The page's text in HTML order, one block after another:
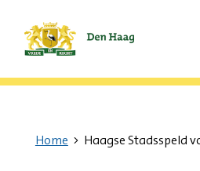
Ga
de
Home Haagse Stadsspeld